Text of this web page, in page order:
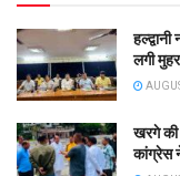
लगी
खरगे की
कांग्रेस